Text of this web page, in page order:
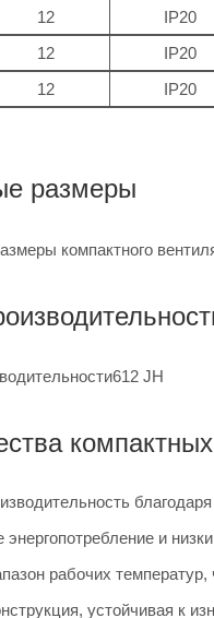
12 IP20
12 IP20
12 IP20
размеры
и
рабочих
устойчивая к